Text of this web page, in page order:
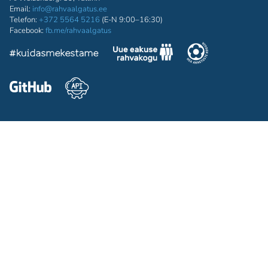
Email: info@rahvaalgatus.ee
Telefon: +372 5564 5216 (E-N 9:00–16:30)
Facebook: fb.me/rahvaalgatus